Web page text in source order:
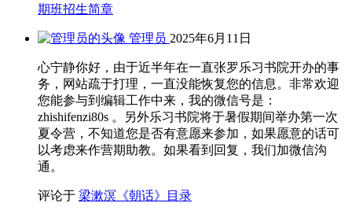
期班招生简章
管理员 2025年6月11日
心宁静你好，由于近半年在一直张罗乐习书院开办的事
务，网站疏于打理，一直没能恢复您的信息。非常欢迎
您能参与到编辑工作中来，我的微信号是：
zhishifenzi80s 。另外乐习书院将于暑假期间举办第一次
夏令营，不知道您是否有意愿来参加，如果愿意的话可
以考虑来作营期助教。如果看到回复，我们加微信沟
通。
评论于 梁漱溟《朝话》目录